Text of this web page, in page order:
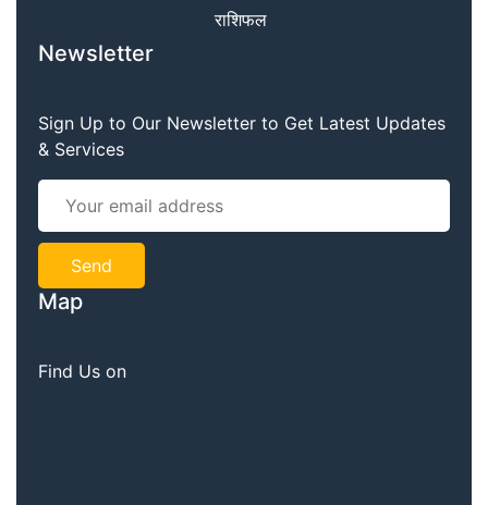
राशिफल
Newsletter
Sign Up to Our Newsletter to Get Latest Updates
& Services
Map
Find Us on